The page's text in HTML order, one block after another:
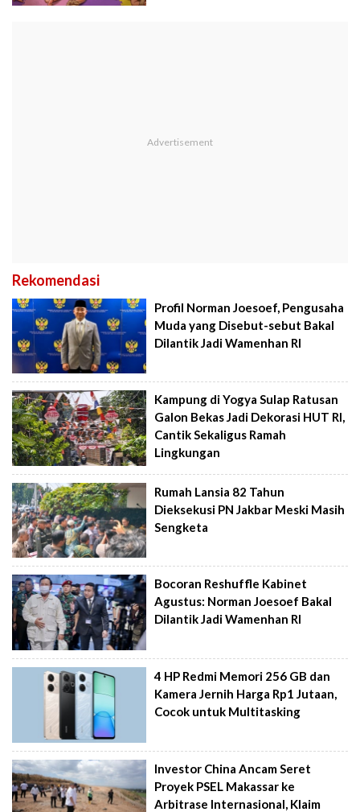
Rekomendasi
Profil Norman Joesoef, Pengusaha
Muda yang Disebut-sebut Bakal
Dilantik Jadi Wamenhan RI
Kampung di Yogya Sulap Ratusan
Galon Bekas Jadi Dekorasi HUT RI,
Cantik Sekaligus Ramah
Lingkungan
Rumah Lansia 82 Tahun
Dieksekusi PN Jakbar Meski Masih
Sengketa
Bocoran Reshuffle Kabinet
Agustus: Norman Joesoef Bakal
Dilantik Jadi Wamenhan RI
4 HP Redmi Memori 256 GB dan
Kamera Jernih Harga Rp1 Jutaan,
Cocok untuk Multitasking
Investor China Ancam Seret
Proyek PSEL Makassar ke
Arbitrase Internasional, Klaim